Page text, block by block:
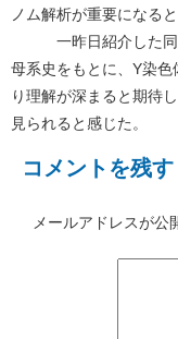
ノム解析が重要になる
一昨日紹介した同じ
母系史をもとに、Y染
り理解が深まると期待
見られると感じた。
コメントを残す
メールアドレスが公